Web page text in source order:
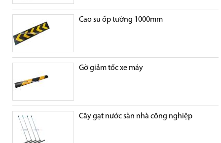
Cao su ốp tường 1000mm
Gờ giảm tốc xe máy
Cây gạt nước sàn nhà công nghiệp